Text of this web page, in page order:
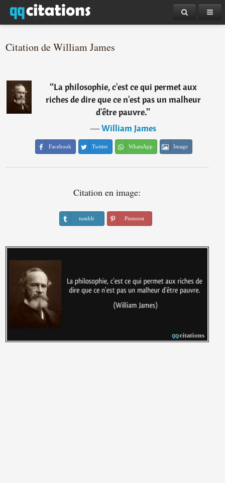
Citation de William James
“La philosophie, c'est ce qui permet aux
riches de dire que ce n'est pas un malheur
d'être pauvre.”
―William James
Facebook Twitter WhatsApp Image
Citation en image:
tumblr Pinterest